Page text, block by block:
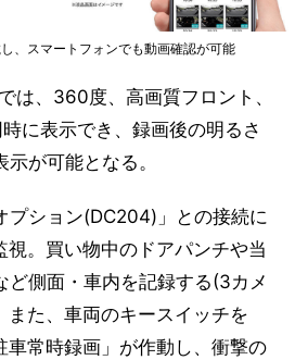
、スマートフォンでも動画確認が可能
は、360度、高画質フロント、
に表示でき、録画後の明るさ
が可能となる。
プション(DC204)」との接続に
。買い物中のドアパンチや当
ど側面・車内を記録する(3カメ
また、車両のキースイッチを
車常時録画」が作動し、衝撃の